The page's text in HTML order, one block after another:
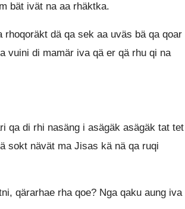
bät ivät na aa rhäktka.
dä qa sek aa uväs bä qa qoar
vuini di mamär iva qä er qä rhu qi na
qa di rhi nasäng i asägäk asägäk tat tet
sokt nävät ma Jisas kä nä qa ruqi
qärarhae rha qoe? Nga qaku aung iva